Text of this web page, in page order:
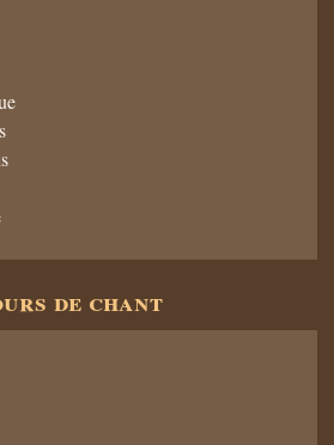
de chant